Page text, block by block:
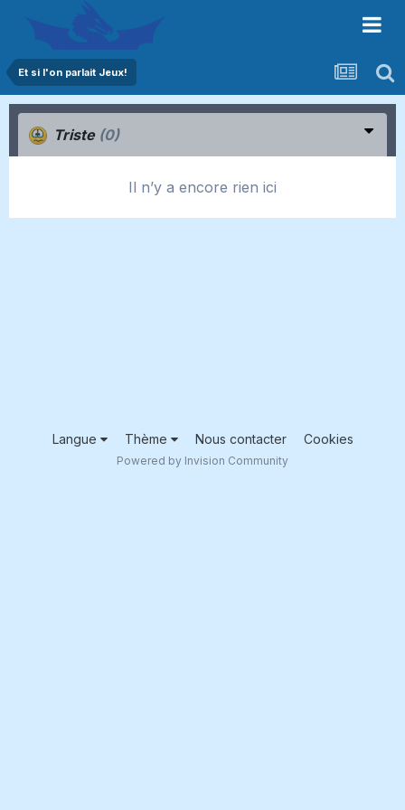
Et si l'on parlait Jeux!
Triste (0)
Il n’y a encore rien ici
Langue Thème Nous contacter Cookies
Powered by Invision Community